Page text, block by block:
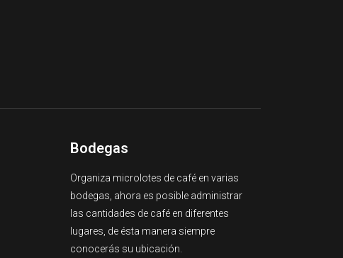
Bodegas
Organiza microlotes de café en varias
bodegas, ahora es posible administrar
las cantidades de café en diferentes
lugares, de ésta manera siempre
conocerás su ubicación.